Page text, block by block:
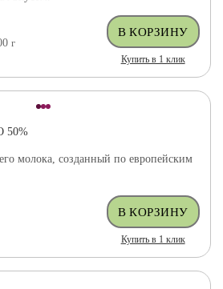
г
Купить в 1 клик
50%
молока, созданный по европейским
Купить в 1 клик